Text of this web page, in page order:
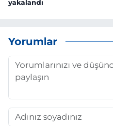
yakalandı
Yorumlar